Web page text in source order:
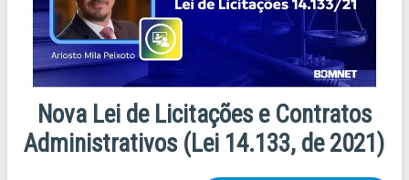
Nova Lei de Licitações e Contratos
Administrativos (Lei 14.133, de 2021)